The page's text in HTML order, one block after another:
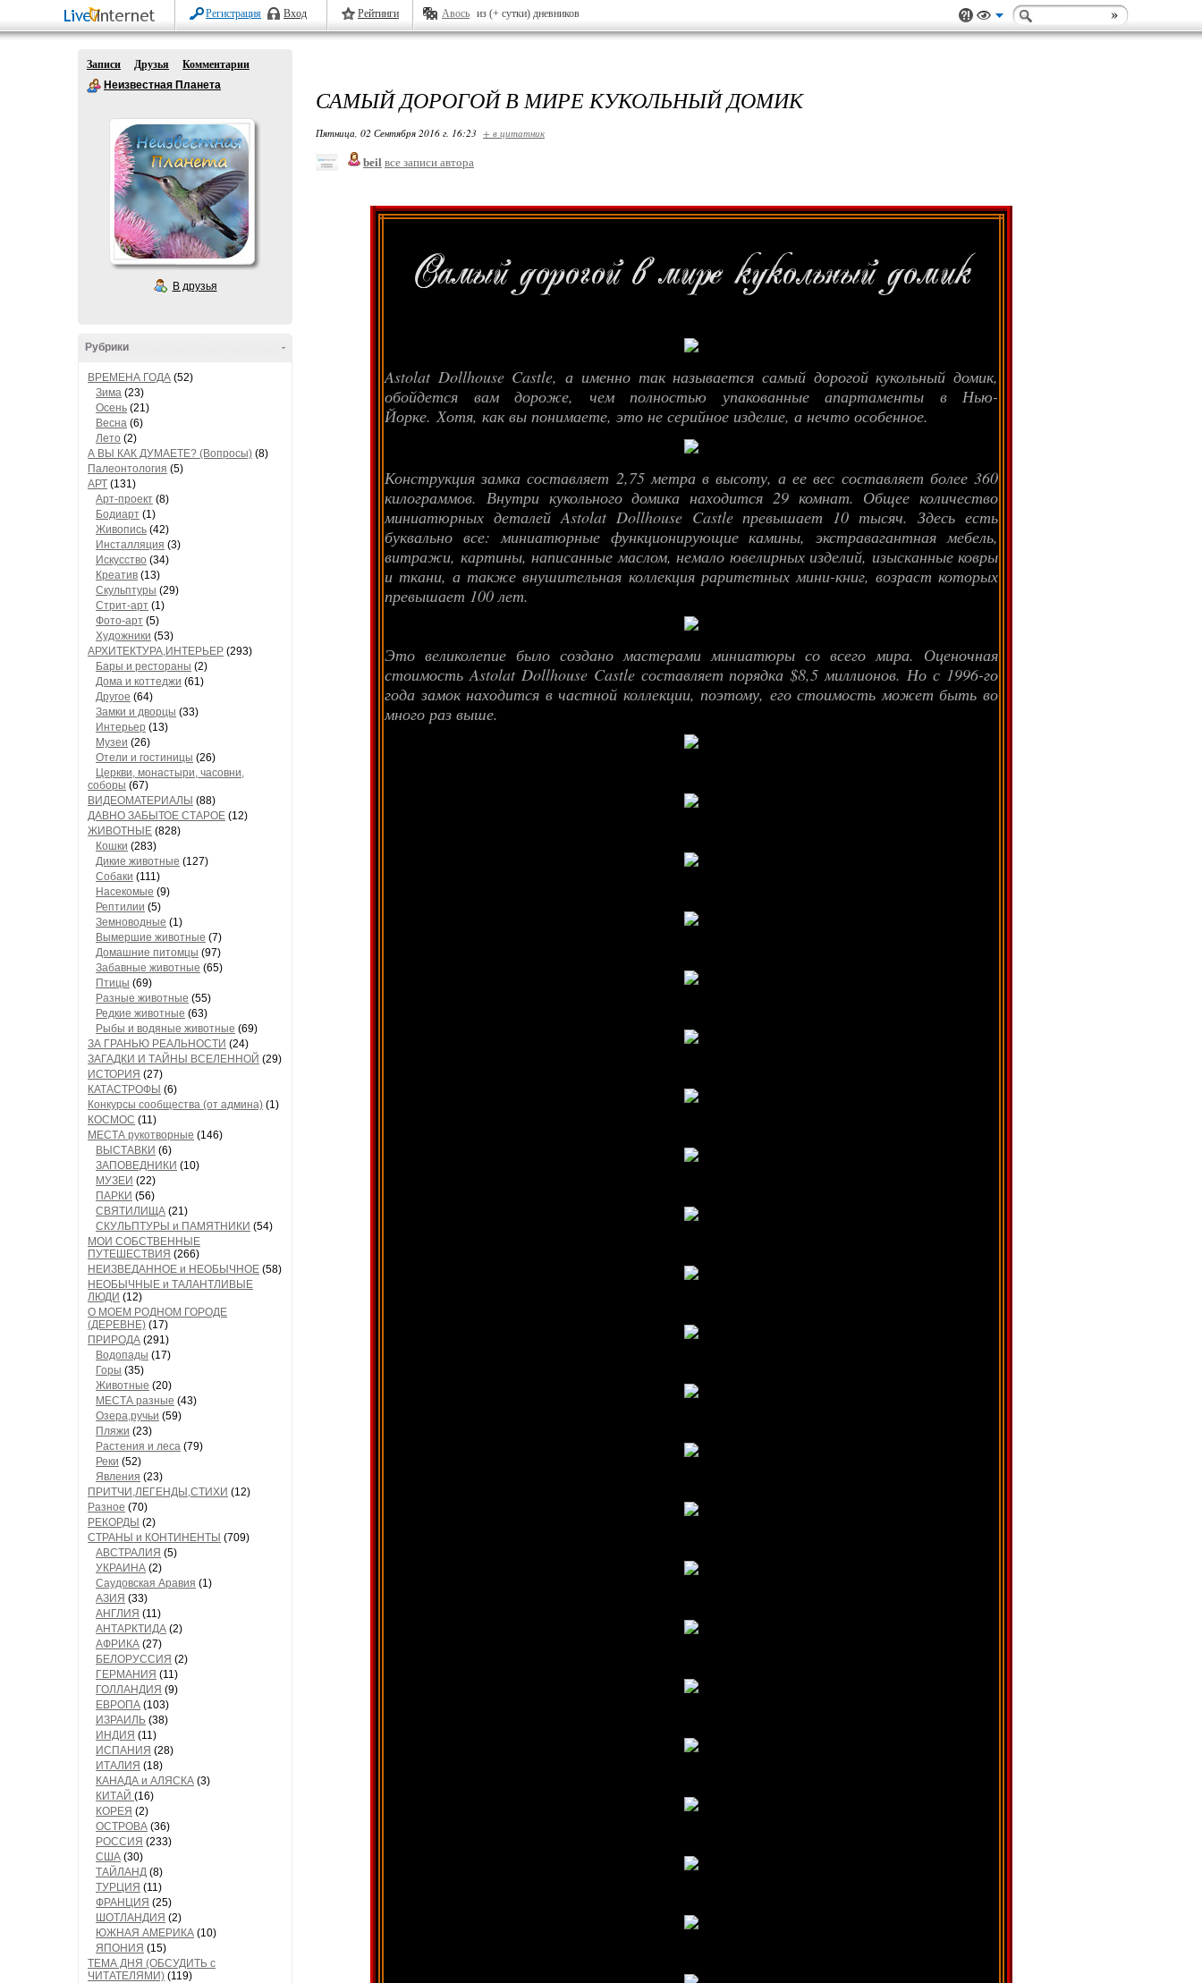
Регистрация Вход Рейтинги Авось из (+ сутки) дневников
Записи Друзья
Комментарии
Неизвестная Планета
В друзья
-
Рубрики
ВРЕМЕНА ГОДА (52)
Зима (23)
Осень (21)
Весна (6)
Лето (2)
А ВЫ КАК ДУМАЕТЕ? (Вопросы) (8)
Палеонтология (5)
АРТ (131)
Арт-проект (8)
Бодиарт (1)
Живопись (42)
Инсталляция (3)
Искусство (34)
Креатив (13)
Скульптуры (29)
Стрит-арт (1)
Фото-арт (5)
Художники (53)
АРХИТЕКТУРА,ИНТЕРЬЕР (293)
Бары и рестораны (2)
Дома и коттеджи (61)
Другое (64)
Замки и дворцы (33)
Интерьер (13)
Музеи (26)
Отели и гостиницы (26)
Церкви, монастыри, часовни,
соборы (67)
ВИДЕОМАТЕРИАЛЫ (88)
ДАВНО ЗАБЫТОЕ СТАРОЕ (12)
ЖИВОТНЫЕ (828)
Кошки (283)
Дикие животные (127)
Собаки (111)
Насекомые (9)
Рептилии (5)
Земноводные (1)
Вымершие животные (7)
Домашние питомцы (97)
Забавные животные (65)
Птицы (69)
Разные животные (55)
Редкие животные (63)
Рыбы и водяные животные (69)
ЗА ГРАНЬЮ РЕАЛЬНОСТИ (24)
ЗАГАДКИ И ТАЙНЫ ВСЕЛЕННОЙ (29)
ИСТОРИЯ (27)
КАТАСТРОФЫ (6)
Конкурсы сообщества (от админа) (1)
КОСМОС (11)
МЕСТА рукотворные (146)
ВЫСТАВКИ (6)
ЗАПОВЕДНИКИ (10)
МУЗЕИ (22)
ПАРКИ (56)
СВЯТИЛИЩА (21)
СКУЛЬПТУРЫ и ПАМЯТНИКИ (54)
МОИ СОБСТВЕННЫЕ
ПУТЕШЕСТВИЯ (266)
НЕИЗВЕДАННОЕ и НЕОБЫЧНОЕ (58)
НЕОБЫЧНЫЕ и ТАЛАНТЛИВЫЕ
ЛЮДИ (12)
О МОЕМ РОДНОМ ГОРОДЕ
(ДЕРЕВНЕ) (17)
ПРИРОДА (291)
Водопады (17)
Горы (35)
Животные (20)
МЕСТА разные (43)
Озера,ручьи (59)
Пляжи (23)
Растения и леса (79)
Реки (52)
Явления (23)
ПРИТЧИ,ЛЕГЕНДЫ,СТИХИ (12)
Разное (70)
РЕКОРДЫ (2)
СТРАНЫ и КОНТИНЕНТЫ (709)
АВСТРАЛИЯ (5)
УКРАИНА (2)
Саудовская Аравия (1)
АЗИЯ (33)
АНГЛИЯ (11)
АНТАРКТИДА (2)
АФРИКА (27)
БЕЛОРУССИЯ (2)
ГЕРМАНИЯ (11)
ГОЛЛАНДИЯ (9)
ЕВРОПА (103)
ИЗРАИЛЬ (38)
ИНДИЯ (11)
ИСПАНИЯ (28)
ИТАЛИЯ (18)
КАНАДА и АЛЯСКА (3)
КИТАЙ (16)
КОРЕЯ (2)
ОСТРОВА (36)
РОССИЯ (233)
США (30)
ТАЙЛАНД (8)
ТУРЦИЯ (11)
ФРАНЦИЯ (25)
ШОТЛАНДИЯ (2)
ЮЖНАЯ АМЕРИКА (10)
ЯПОНИЯ (15)
ТЕМА ДНЯ (ОБСУДИТЬ с
ЧИТАТЕЛЯМИ) (119)
САМЫЙ ДОРОГОЙ В МИРЕ КУКОЛЬНЫЙ ДОМИК
Пятница, 02 Сентября 2016 г. 16:23 + в цитатник
beil все записи автора
Astolat Dollhouse Castle, а именно так называется самый дорогой кукольный домик,
обойдется вам дороже, чем полностью упакованные апартаменты в Нью-
Йорке.Хотя, как вы понимаете, это не серийное изделие, а нечто особенное.
Конструкция замка составляет 2,75 метра в высоту, а ее вес составляет более 360
килограммов. Внутри кукольного домика находится 29 комнат. Общее количество
миниатюрных деталей Astolat Dollhouse Castle превышает 10 тысяч. Здесь есть
буквально все: миниатюрные функционирующие камины, экстравагантная мебель,
витражи, картины, написанные маслом, немало ювелирных изделий, изысканные ковры
и ткани, а также внушительная коллекция раритетных мини-книг, возраст которых
превышает 100 лет.
Это великолепие было создано мастерами миниатюры со всего мира. Оценочная
стоимость Astolat Dollhouse Castle составляет порядка $8,5 миллионов. Но с 1996-го
года замок находится в частной коллекции, поэтому, его стоимость может быть во
много раз выше.